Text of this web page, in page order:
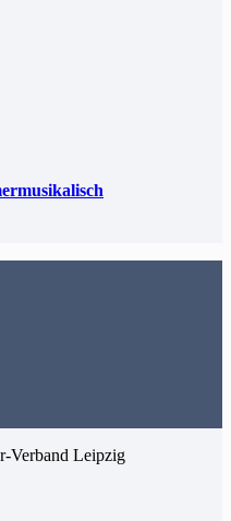
Verband Leipzig